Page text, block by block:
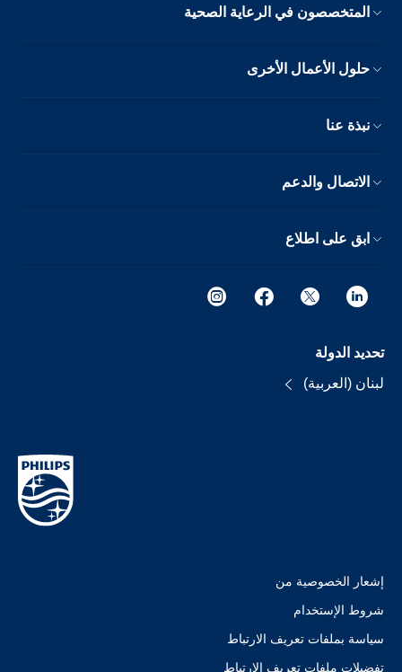
المتخصصون في الرعاية الصحية
حلول الأعمال الأخرى
نبذة عنا
الاتصال والدعم
ابق على اطلاع
تحديد الدولة
لبنان (العربية)
إشعار الخصوصية من
شروط الإستخدام
سياسة بملفات تعريف الارتباط
تفضيلات ملفات تعريف الارتباط